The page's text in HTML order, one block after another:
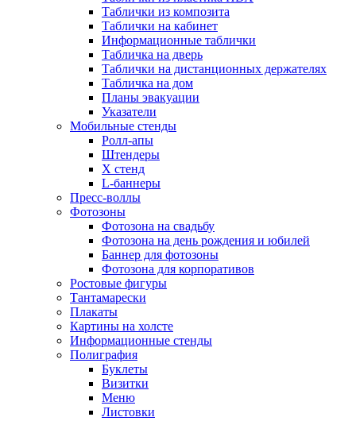
Таблички из композита
Таблички на кабинет
Информационные таблички
Табличка на дверь
Таблички на дистанционных держателях
Табличка на дом
Планы эвакуации
Указатели
Мобильные стенды
Ролл-апы
Штендеры
Х стенд
L-баннеры
Пресс-воллы
Фотозоны
Фотозона на свадьбу
Фотозона на день рождения и юбилей
Баннер для фотозоны
Фотозона для корпоративов
Ростовые фигуры
Тантамарески
Плакаты
Картины на холсте
Информационные стенды
Полиграфия
Буклеты
Визитки
Меню
Листовки